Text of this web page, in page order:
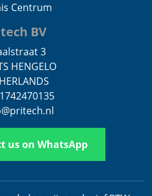
Centrum
BV
3
HENGELO
us on WhatsApp